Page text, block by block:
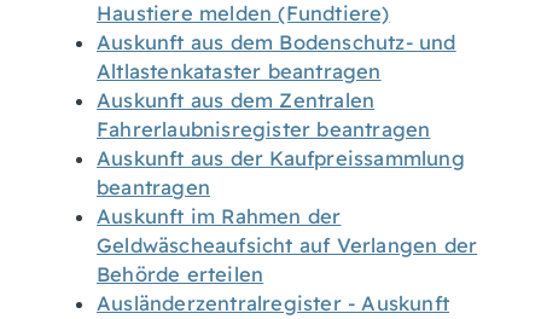
Haustiere melden (Fundtiere)
Auskunft aus dem Bodenschutz- und
Altlastenkataster beantragen
Auskunft aus dem Zentralen
Fahrerlaubnisregister beantragen
Auskunft aus der Kaufpreissammlung
beantragen
Auskunft im Rahmen der
Geldwäscheaufsicht auf Verlangen der
Behörde erteilen
Ausländerzentralregister - Auskunft